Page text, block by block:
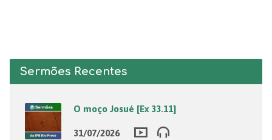
Sermões Recentes
O moço Josué [Ex 33.11]
31/07/2026